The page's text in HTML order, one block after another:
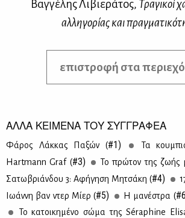
Βαγγέλης Λιβιεράτος, Τραγικοί
αλληγορίας και
επιστροφή στα
ΑΛΛΑ ΚΕΙΜΕΝΑ ΤΟΥ ΣΥΓΓΡΑΦΕΑ
Φά­ρος Λάκ­κας Πα­ξών (#1) Τα
Hartmann Graf (#3) Το πρώ­τον της ζω­ής
Σα­τω­βριάν­δου 3: Αφή­γη­ση Μη­τσά­κη (#4)
Ιω­άν­νη βαν ντερ Μί­ερ (#5) Η μα­νέ­στρα (
Το κα­τοι­κη­μέ­νο σώ­μα της Séraphine